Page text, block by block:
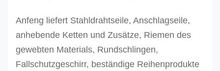
800T
RES-
H-
1000T
800
1000
2000
Orange
Orange
Orange
298
470
Anfeng liefert Stahldrahtseile, Anschlagseile,
anhebende Ketten und Zusätze, Riemen des
gewebten Materials, Rundschlingen,
Fallschutzgeschirr, beständige Reihenprodukte